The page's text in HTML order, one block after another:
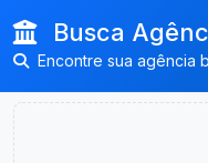
Busca
Encontre sua agência